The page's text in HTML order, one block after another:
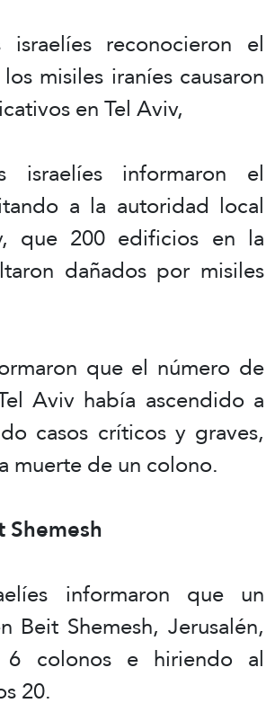
israelíes reconocieron el
misiles iraníes causaron
en Tel Aviv,
israelíes informaron el
a la autoridad local
que 200 edificios en la
dañados por misiles
que el número de
Aviv había ascendido a
casos críticos y graves,
muerte de un colono.
informaron que un
Beit Shemesh, Jerusalén,
colonos e hiriendo al
20.